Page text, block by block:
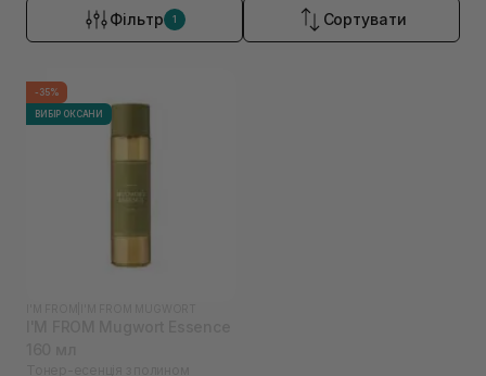
Фільтр 1 Сортувати
-35%
ВИБІР ОКСАНИ